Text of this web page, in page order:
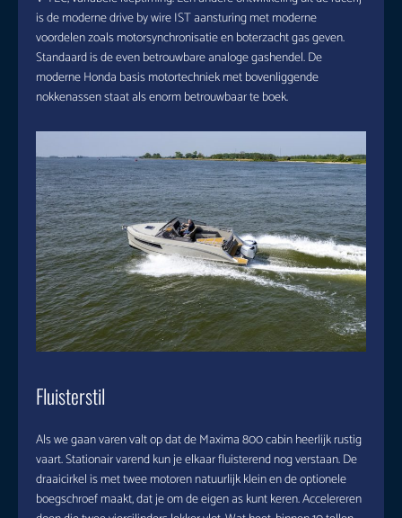
is de moderne drive by wire IST aansturing met moderne
voordelen zoals motorsynchronisatie en boterzacht gas geven.
Standaard is de even betrouwbare analoge gashendel. De
moderne Honda basis motortechniek met bovenliggende
nokkenassen staat als enorm betrouwbaar te boek.
Fluisterstil
Als we gaan varen valt op dat de Maxima 800 cabin heerlijk rustig
vaart. Stationair varend kun je elkaar fluisterend nog verstaan. De
draaicirkel is met twee motoren natuurlijk klein en de optionele
boegschroef maakt, dat je om de eigen as kunt keren. Accelereren